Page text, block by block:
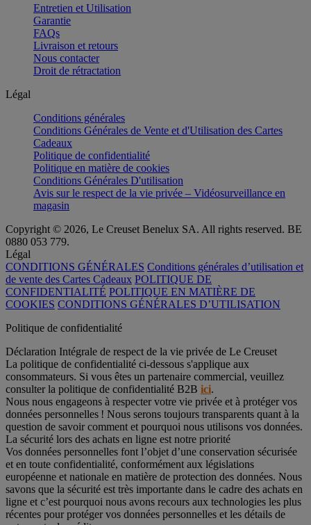
Entretien et Utilisation
Garantie
FAQs
Livraison et retours
Nous contacter
Droit de rétractation
Légal
Conditions générales
Conditions Générales de Vente et d'Utilisation des Cartes
Cadeaux
Politique de confidentialité
Politique en matière de cookies
Conditions Générales D'utilisation
Avis sur le respect de la vie privée – Vidéosurveillance en
magasin
Copyright © 2026, Le Creuset Benelux SA. All rights reserved. BE
0880 053 779.
Légal
CONDITIONS GÉNÉRALES Conditions générales d’utilisation et
de vente des Cartes Cadeaux POLITIQUE DE
CONFIDENTIALITÉ POLITIQUE EN MATIÈRE DE
COOKIES CONDITIONS GÉNÉRALES D’UTILISATION
Politique de confidentialité
Déclaration Intégrale de respect de la vie privée de Le Creuset
La politique de confidentialité ci-dessous s'applique aux
consommateurs. Si vous êtes un partenaire commercial, veuillez
consulter la politique de confidentialité B2B ici.
Nous nous engageons à respecter votre vie privée et à protéger vos
données personnelles ! Nous serons toujours transparents quant à la
question de savoir comment et pourquoi nous utilisons vos données.
La sécurité lors des achats en ligne est notre priorité
Vos données personnelles font l’objet d’une conservation sécurisée
et en toute confidentialité, conformément aux législations
européenne et nationale en matière de protection des données. Nous
savons que la sécurité est très importante dans le cadre des achats en
ligne et c’est pourquoi nous avons recours aux technologies les plus
récentes pour protéger vos données personnelles et les détails de